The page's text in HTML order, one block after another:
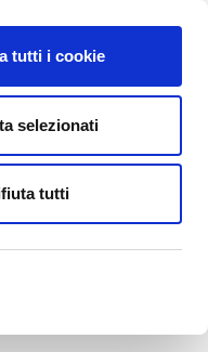
tutti i cookie
selezionati
tutti